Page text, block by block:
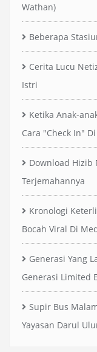
Wathan)
Beberapa
Cerita Lucu
Istri
Ketika Anak-
Cara "Check In"
Download Hizib
Terjemahannya
Kronologi
Bocah Viral Di
Generasi Yang
Generasi Limited
Supir Bus
Yayasan Darul